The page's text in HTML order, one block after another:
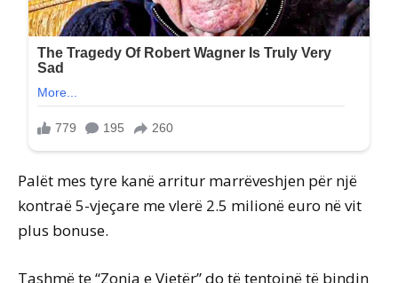
Palët mes tyre kanë arritur marrëveshjen për një
kontraë 5-vjeçare me vlerë 2.5 milionë euro në vit
plus bonuse.
Tashmë te “Zonja e Vjetër” do të tentojnë të bindin